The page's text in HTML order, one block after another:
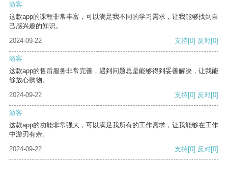
游客
这款app的课程非常丰富，可以满足我不同的学习需求，让我能够找到自
己感兴趣的知识。
2024-09-22
支持[0] 反对[0]
游客
这款app的售后服务非常完善，遇到问题总是能够得到妥善解决，让我能
够放心购物。
2024-09-22
支持[0] 反对[0]
游客
这款app的功能非常强大，可以满足我所有的工作需求，让我能够在工作
中游刃有余。
2024-09-22
支持[0] 反对[0]